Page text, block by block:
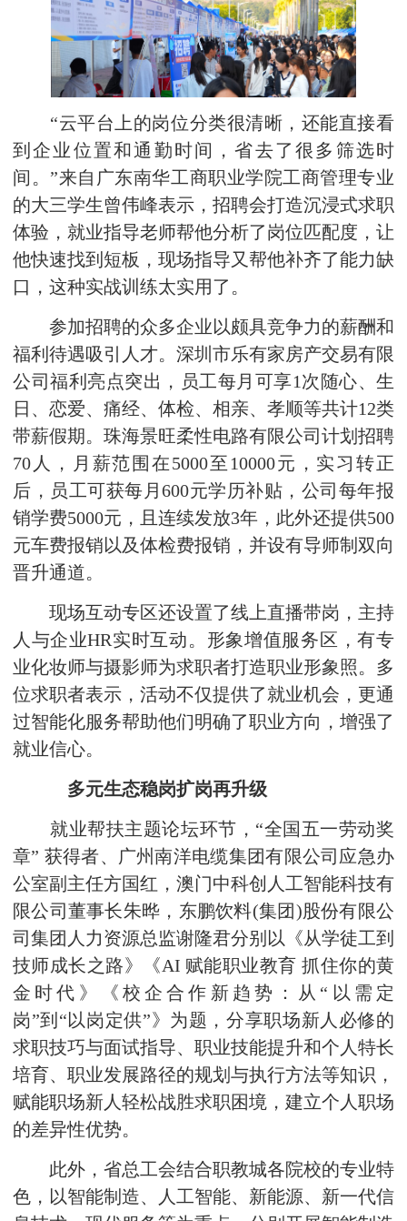
“云平台上的岗位分类很清晰，还能直接看
到企业位置和通勤时间，省去了很多筛选时
间。”来自广东南华工商职业学院工商管理专业
的大三学生曾伟峰表示，招聘会打造沉浸式求职
体验‌，就业指导老师帮他分析了岗位匹配度，让
他快速找到短板，现场指导又帮他补齐了能力缺
口，这种实战训练太实用了。
参加招聘的众多企业以颇具竞争力的薪酬和
福利待遇吸引人才。深圳市乐有家房产交易有限
公司福利亮点突出，员工每月可享1次随心、生
日、恋爱、痛经、体检、相亲、孝顺等共计12类
带薪假期。珠海景旺柔性电路有限公司计划招聘
70人，月薪范围在5000至10000元，实习转正
后，员工可获每月600元学历补贴，公司每年报
销学费5000元，且连续发放3年，此外还提供500
元车费报销以及体检费报销，并设有导师制双向
晋升通道。
现场互动专区还设置了‌线上直播带岗‌，主持
人与企业HR实时互动。‌形象增值服务‌区，有专
业化妆师与摄影师为求职者打造职业形象照。多
位求职者表示，活动不仅提供了就业机会，更通
过智能化服务帮助他们明确了职业方向，增强了
就业信心。
多元生态稳岗扩岗再升级
就业帮扶主题论坛环节，“全国五一劳动奖
章” 获得者、广州南洋电缆集团有限公司应急办
公室副主任方国红，澳门中科创人工智能科技有
限公司董事长朱晔，东鹏饮料(集团)股份有限公
司集团人力资源总监谢隆君分别以《从学徒工到
技师成长之路》《AI 赋能职业教育 抓住你的黄
金时代》《校企合作新趋势：从“以需定
岗”到“以岗定供”》为题，分享职场新人必修的
求职技巧与面试指导、职业技能提升和个人特长
培育、职业发展路径的规划与执行方法等知识，
赋能职场新人轻松战胜求职困境，建立个人职场
的差异性优势。
此外，省总工会结合职教城各院校的专业特
色，以智能制造、人工智能、新能源、新一代信